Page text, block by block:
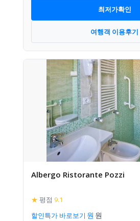
최저가확인
여행객 이용후기
Albergo Ristorante Pozzi
★ 평점 9.1
할인특가 바로보기